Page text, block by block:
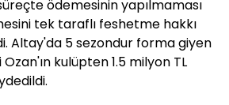
ödemesinin yapılmaması
tek taraflı feshetme hakkı
Altay'da 5 sezondur forma giyen
Ozan'ın kulüpten 1.5 milyon TL